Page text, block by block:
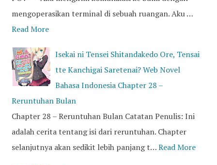
mengoperasikan terminal di sebuah ruangan. Aku …
Read More
Isekai ni Tensei Shitandakedo Ore, Tensai
tte Kanchigai Saretenai? Web Novel
Bahasa Indonesia Chapter 28 –
Reruntuhan Bulan
Chapter 28 – Reruntuhan Bulan Catatan Penulis: Ini
adalah cerita tentang isi dari reruntuhan. Chapter
selanjutnya akan sedikit lebih panjang t…Read More